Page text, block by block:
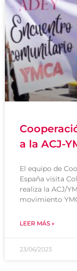
a la ACJ-
El equipo de
España visita
realiza la ACJ/
movimiento
LEER MÁS »
23/06/2023